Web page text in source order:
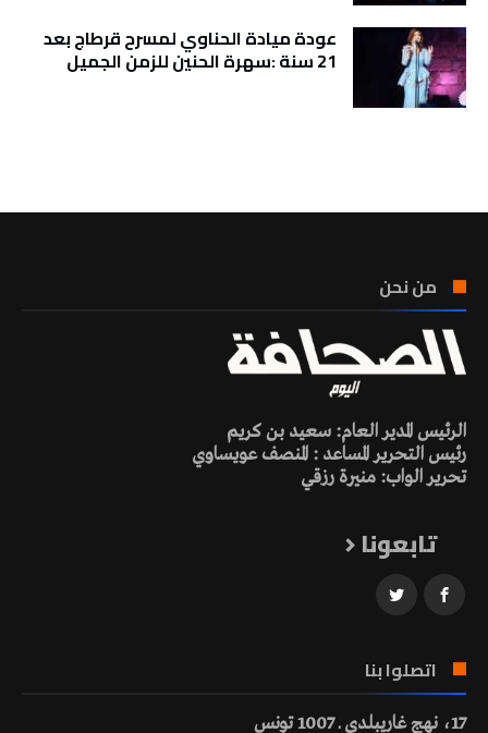
عودة ميادة الحناوي لمسرح قرطاج بعد
21 سنة :سهرة الحنين للزمن الجميل
من نحن
الرئيس المدير العام: سعيد بن كريم
رئيس التحرير المساعد : المنصف عويساوي
تحرير الواب: منيرة رزقي
تابعونا
اتصلوا بنا
17، نهج غاريبلدي ـ 1007 تونس